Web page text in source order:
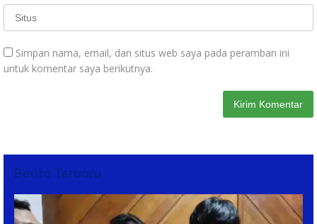
Simpan nama, email, dan situs web saya pada peramban ini
untuk komentar saya berikutnya.
Berita Terbaru